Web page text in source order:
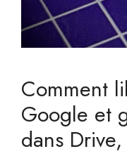
Comment
Google et
dans